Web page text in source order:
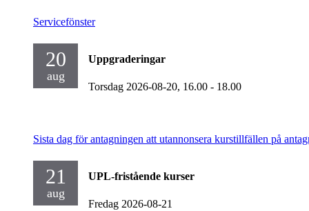
Servicefönster
20
aug
Uppgraderingar
Torsdag 2026-08-20, 16.00 - 18.00
Sista dag för antagningen att utannonsera kurstillfällen på
21
aug
UPL-fristående kurser
Fredag 2026-08-21